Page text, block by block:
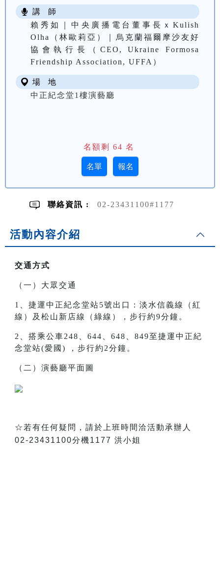
講 師
賴秀如｜中央廣播電台董事長ｘKulish
Olha（林歐莉亞）｜烏克蘭福爾摩沙友好
協會執行長（CEO, Ukraine Formosa
Friendship Association, UFFA）
場 地
中正紀念堂1樓演藝廳
名額剩 64 名
聯絡資訊 : 02-23431100#1177
活動內容介紹
交通方式
（一）大眾交通
1、捷運中正紀念堂站5號出口：淡水信義線（紅
線）及松山新店線（綠線），步行約9分鐘。
2、搭乘公車248、644、648、849至 捷運中正紀
念堂站(愛國) ，步行約2分鐘。
（二）演藝廳平面圖
☆若有任何疑問，請於上班時間洽活動承辦人
02-23431100分機1177 洪小姐